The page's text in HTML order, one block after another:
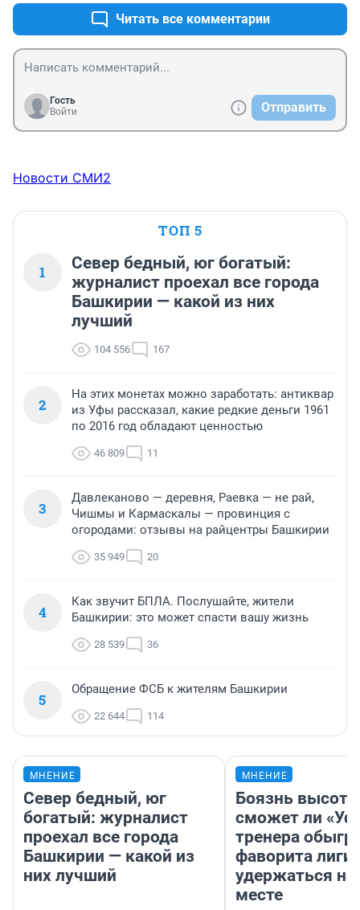
Читать все комментарии
Гость
Войти
Отправить
Новости СМИ2
ТОП 5
1
Север бедный, юг богатый:
журналист проехал все города
Башкирии — какой из них
лучший
104 556 167
2
На этих монетах можно заработать: антиквар
из Уфы рассказал, какие редкие деньги 1961
по 2016 год обладают ценностью
46 809 11
3
Давлеканово — деревня, Раевка — не рай,
Чишмы и Кармаскалы — провинция с
огородами: отзывы на райцентры Башкирии
35 949 20
4
Как звучит БПЛА. Послушайте, жители
Башкирии: это может спасти вашу жизнь
28 539 36
5
Обращение ФСБ к жителям Башкирии
22 644 114
МНЕНИЕ
Север бедный, юг
богатый: журналист
проехал все города
Башкирии — какой из
них лучший
МНЕНИЕ
Боязнь
сможет ли
тренера
фаворита лиги
удержаться
месте